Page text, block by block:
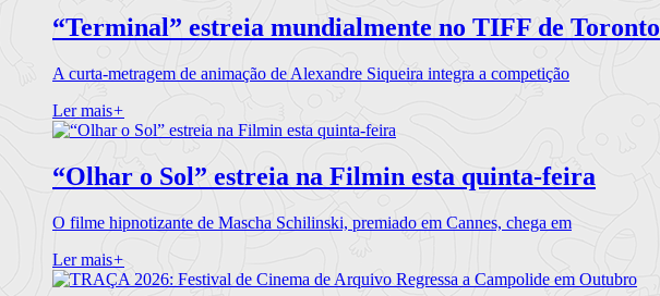
“Terminal” estreia mundialmente no TIFF de Toronto
A curta-metragem de animação de Alexandre Siqueira integra a competição
Ler mais+
“Olhar o Sol” estreia na Filmin esta quinta-feira
O filme hipnotizante de Mascha Schilinski, premiado em Cannes, chega em
Ler mais+